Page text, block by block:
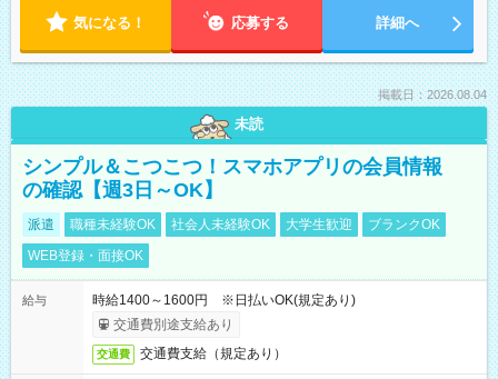
気になる！ 応募する 詳細へ
掲載日：2026.08.04
未読
シンプル＆こつこつ！スマホアプリの会員情報
の確認【週3日～OK】
派遣 職種未経験OK 社会人未経験OK 大学生歓迎
ブランクOK
WEB登録・面接OK
給与
時給1400～1600円 ※日払いOK(規定あり)
交通費別途支給あり
交通費 交通費支給（規定あり）